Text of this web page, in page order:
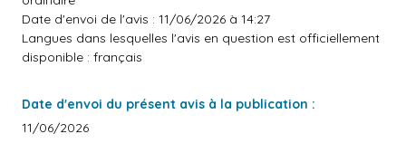
Date d'envoi de l'avis : 11/06/2026 à 14:27
Langues dans lesquelles l'avis en question est officiellement
disponible : français
Date d'envoi du présent avis à la publication :
11/06/2026